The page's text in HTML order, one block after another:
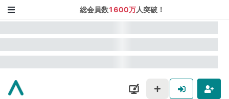
総会員数1600万人突破！